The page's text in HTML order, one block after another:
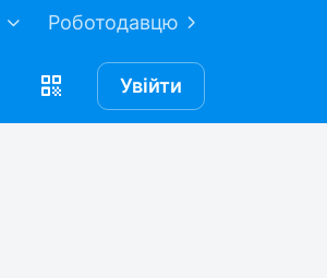
Роботодавцю
Увійти